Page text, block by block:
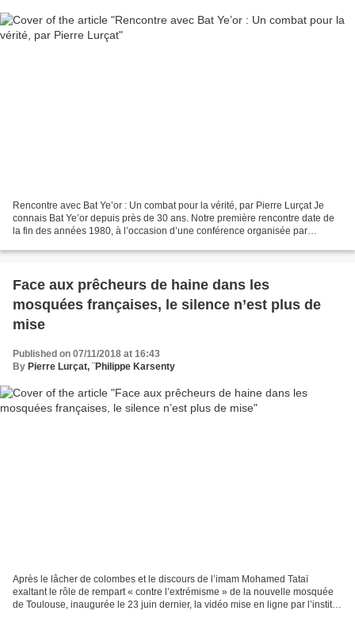
Rencontre avec Bat Ye’or : Un combat pour la vérité, par Pierre Lurçat Je
connais Bat Ye’or depuis près de 30 ans. Notre première rencontre date de
la fin des années 1980, à l’occasion d’une conférence organisée par
Face aux prêcheurs de haine dans les
mosquées françaises, le silence n’est plus de
mise
Published on 07/11/2018 at 16:43
By Pierre Lurçat, ¨Philippe Karsenty
Après le lâcher de colombes et le discours de l’imam Mohamed Tataï
exaltant le rôle de rempart « contre l’extrémisme » de la nouvelle mosquée
de Toulouse, inaugurée le 23 juin dernier, la vidéo mise en ligne par l’institut